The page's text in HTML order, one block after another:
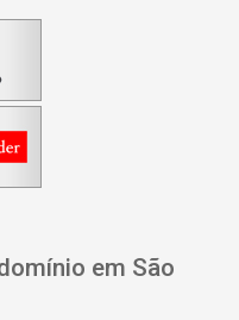
em São